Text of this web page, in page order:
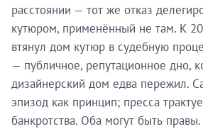
расстоянии — тот же отказ
кутюром, применённый не там. К
втянул дом кутюр в судебную
— публичное, репутационное дно,
дизайнерский дом едва пережил.
эпизод как принцип; пресса
банкротства. Оба могут быть